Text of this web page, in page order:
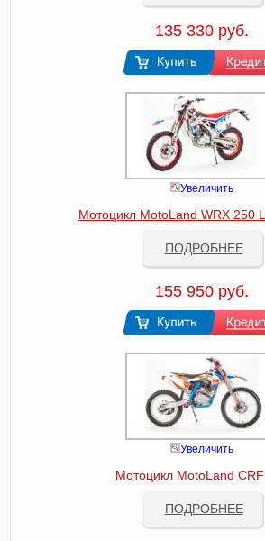
135 330 руб.
Увеличить
Мотоцикл MotoLand WRX 250
ПОДРОБНЕЕ
155 950 руб.
Увеличить
Мотоцикл MotoLand
ПОДРОБНЕЕ